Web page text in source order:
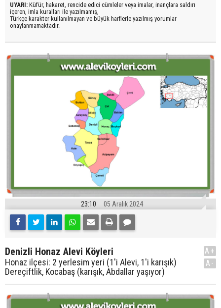
UYARI: Küfür, hakaret, rencide edici cümleler veya imalar, inançlara saldırı
içeren, imla kuralları ile yazılmamış,
Türkçe karakter kullanılmayan ve büyük harflerle yazılmış yorumlar
onaylanmamaktadır.
23:10 05 Aralık 2024
Denizli Honaz Alevi Köyleri
Honaz ilçesi: 2 yerlesim yeri (1'i Alevi, 1'i karışık)
Dereçiftlik, Kocabaş (karışık, Abdallar yaşıyor)
A+
A-